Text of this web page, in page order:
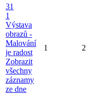
31
1
Výstava
obrazů -
Malování
je radost
Zobrazit
všechny
záznamy
ze dne
1 2